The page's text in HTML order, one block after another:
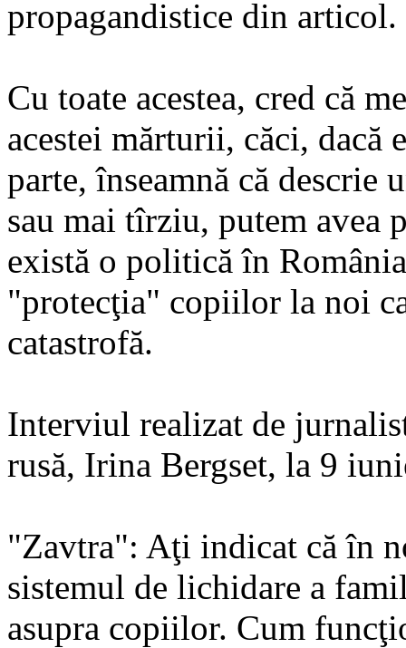
propagandistice din articol.
Cu toate acestea, cred că
acestei mărturii, căci, dacă
parte, înseamnă că descrie
sau mai tîrziu, putem avea
există o politică în
"protecţia" copiilor la noi
catastrofă.
Interviul realizat de
rusă, Irina Bergset, la 9
"Zavtra": Aţi indicat că în
sistemul de lichidare a
asupra copiilor. Cum